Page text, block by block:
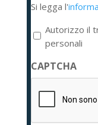
legga
l'informativa
sulla
privacy
*
Si legga l'
Autorizzo il
personali
CAPTCHA